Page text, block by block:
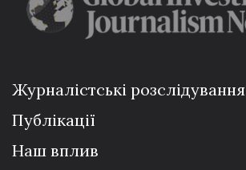
Журналістські розслідування
Публікації
Наш вплив